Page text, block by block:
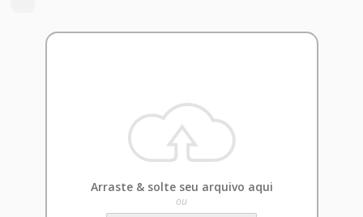
Arraste & solte seu arquivo aqui
ou